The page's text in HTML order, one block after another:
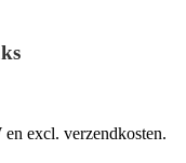
excl. verzendkosten.